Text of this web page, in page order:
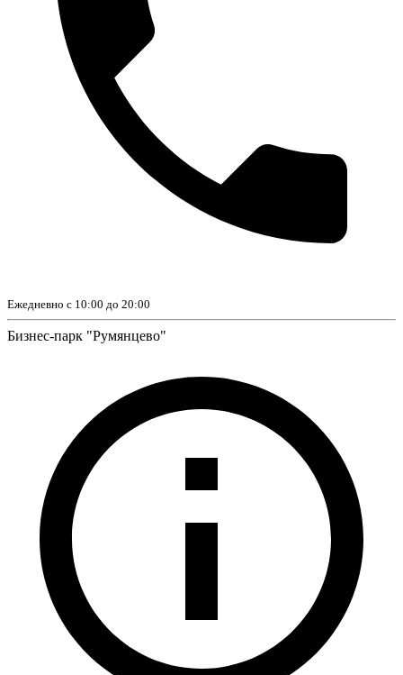
Ежедневно с 10:00 до 20:00
Бизнес-парк "Румянцево"